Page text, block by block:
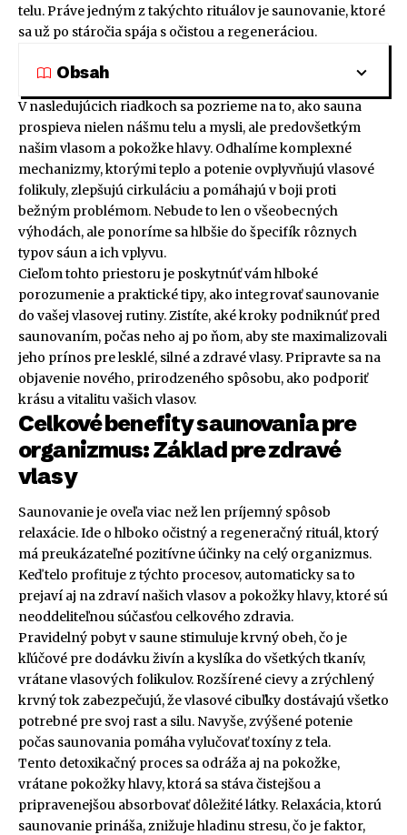
telu. Práve jedným z takýchto rituálov je saunovanie, ktoré
sa už po stáročia spája s očistou a regeneráciou.
Obsah
V nasledujúcich riadkoch sa pozrieme na to, ako sauna
prospieva nielen nášmu telu a mysli, ale predovšetkým
našim vlasom a pokožke hlavy. Odhalíme komplexné
mechanizmy, ktorými teplo a potenie ovplyvňujú vlasové
folikuly, zlepšujú cirkuláciu a pomáhajú v boji proti
bežným problémom. Nebude to len o všeobecných
výhodách, ale ponoríme sa hlbšie do špecifík rôznych
typov sáun a ich vplyvu.
Cieľom tohto priestoru je poskytnúť vám hlboké
porozumenie a praktické tipy, ako integrovať saunovanie
do vašej vlasovej rutiny. Zistíte, aké kroky podniknúť pred
saunovaním, počas neho aj po ňom, aby ste maximalizovali
jeho prínos pre lesklé, silné a zdravé vlasy. Pripravte sa na
objavenie nového, prirodzeného spôsobu, ako podporiť
krásu a vitalitu vašich vlasov.
Celkové benefity saunovania pre
organizmus: Základ pre zdravé
vlasy
Saunovanie je oveľa viac než len príjemný spôsob
relaxácie. Ide o hlboko očistný a regeneračný rituál, ktorý
má preukázateľné pozitívne účinky na celý organizmus.
Keď telo profituje z týchto procesov, automaticky sa to
prejaví aj na zdraví našich vlasov a pokožky hlavy, ktoré sú
neoddeliteľnou súčasťou celkového zdravia.
Pravidelný pobyt v saune stimuluje krvný obeh, čo je
kľúčové pre dodávku živín a kyslíka do všetkých tkanív,
vrátane vlasových folikulov. Rozšírené cievy a zrýchlený
krvný tok zabezpečujú, že vlasové cibuľky dostávajú všetko
potrebné pre svoj rast a silu. Navyše, zvýšené potenie
počas saunovania pomáha vylučovať toxíny z tela.
Tento detoxikačný proces sa odráža aj na pokožke,
vrátane pokožky hlavy, ktorá sa stáva čistejšou a
pripravenejšou absorbovať dôležité látky. Relaxácia, ktorú
saunovanie prináša, znižuje hladinu stresu, čo je faktor,